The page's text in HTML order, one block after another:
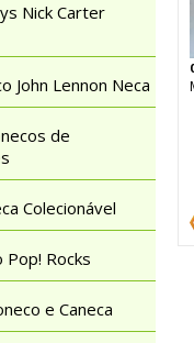
Nick Carter
John Lennon Neca
de
Colecionável
Pop! Rocks
e Caneca